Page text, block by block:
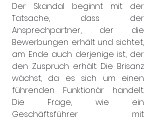
Der Skandal beginnt mit der
Tatsache, dass der
Ansprechpartner, der die
Bewerbungen erhält und sichtet,
am Ende auch derjenige ist, der
den Zuspruch erhält. Die Brisanz
wächst, da es sich um einen
führenden Funktionär handelt.
Die Frage, wie ein
Geschäftsführer mit